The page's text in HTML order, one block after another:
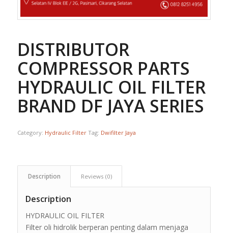
DISTRIBUTOR
COMPRESSOR PARTS
HYDRAULIC OIL FILTER
BRAND DF JAYA SERIES
Category: Hydraulic Filter Tag: Dwifilter Jaya
Description Reviews (0)
Description
HYDRAULIC OIL FILTER
Filter oli hidrolik berperan penting dalam menjaga